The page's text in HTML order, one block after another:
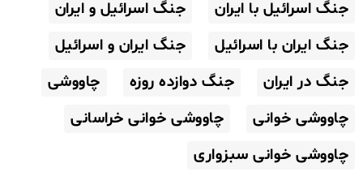
جنگ اسرائیل با ایران
جنگ اسرائیل و ایران
جنگ ایران با اسرائیل
جنگ ایران و اسرائیل
جنگ در ایران
جنگ دوازده روزه
چاووشی
چاووشی خوانی
چاووشی خوانی خراسانی
چاووشی خوانی سبزواری